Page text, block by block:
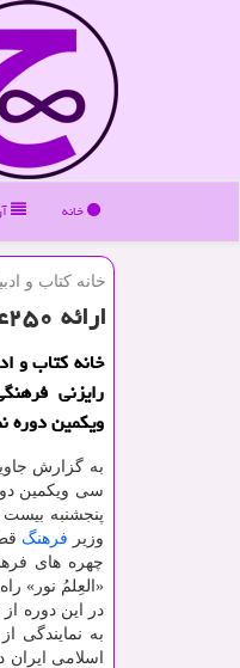
خانه
خانه كتاب و
ارائه ۲۵۰عنوان کتاب از صنعت نشر ایران در نمایشگاه بین المللی دوحه
خانه کتاب و
ویکمین دوره
به گزارش
سی ویکمین
وزیر فرهنگ
چهره های
«العِلمُ نور»
در این دوره از
به نمایندگی